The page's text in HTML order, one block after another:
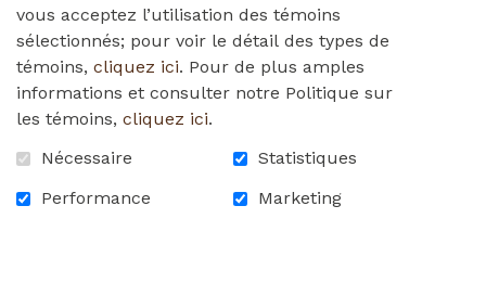
répondant aux besoins des résidents à
tous les niveaux de soins sous un
même toit.
Nos appartements sont conçus pour que les
résidents puissent mener une vie complètement
infirmiers et de soins personnels soient
vous acceptez l’utilisation des témoins
sélectionnés; pour voir le détail des types de
témoins, cliquez ici. Pour de plus amples
informations et consulter notre Politique sur
les témoins, cliquez ici.
Nécessaire
Statistiques
Performance
Marketing